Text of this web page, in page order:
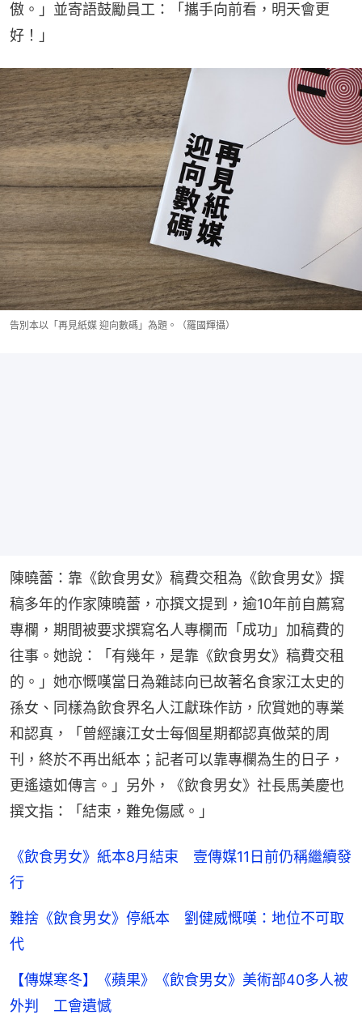
傲。」並寄語鼓勵員工：「攜手向前看，明天會更
好！」
告別本以「再見紙媒 迎向數碼」為題。（羅國輝攝）
陳曉蕾：靠《飲食男女》稿費交租為《飲食男女》撰
稿多年的作家陳曉蕾，亦撰文提到，逾10年前自薦寫
專欄，期間被要求撰寫名人專欄而「成功」加稿費的
往事。她說：「有幾年，是靠《飲食男女》稿費交租
的。」她亦慨嘆當日為雜誌向已故著名食家江太史的
孫女、同樣為飲食界名人江獻珠作訪，欣賞她的專業
和認真，「曾經讓江女士每個星期都認真做菜的周
刊，終於不再出紙本；記者可以靠專欄為生的日子，
更遙遠如傳言。」另外，《飲食男女》社長馬美慶也
撰文指：「結束，難免傷感。」
《飲食男女》紙本8月結束 壹傳媒11日前仍稱繼續發
行
難捨《飲食男女》停紙本 劉健威慨嘆：地位不可取
代
【傳媒寒冬】《蘋果》《飲食男女》美術部40多人被
外判 工會遺憾